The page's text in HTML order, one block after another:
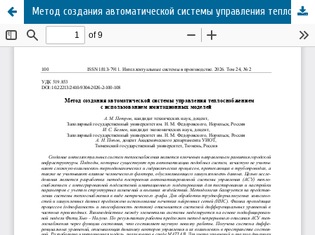
Метод создания автоматической системы управления теплоснабжением с использованием имитационных моделей